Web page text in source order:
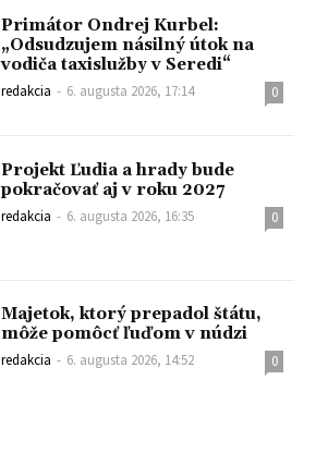
Primátor Ondrej Kurbel:
„Odsudzujem násilný útok na
vodiča taxislužby v Seredi“
redakcia - 6. augusta 2026, 17:14 0
Projekt Ľudia a hrady bude
pokračovať aj v roku 2027
redakcia - 6. augusta 2026, 16:35 0
Majetok, ktorý prepadol štátu,
môže pomôcť ľuďom v núdzi
redakcia - 6. augusta 2026, 14:52 0